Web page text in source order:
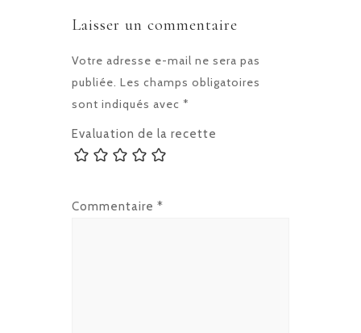
Laisser un commentaire
Votre adresse e-mail ne sera pas
publiée. Les champs obligatoires
sont indiqués avec *
Evaluation de la recette
Commentaire *